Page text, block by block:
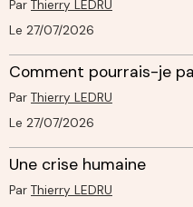
Par Thierry LEDRU
Le 27/07/2026
Comment pourrais-je
Par Thierry LEDRU
Le 27/07/2026
Une crise humaine
Par Thierry LEDRU